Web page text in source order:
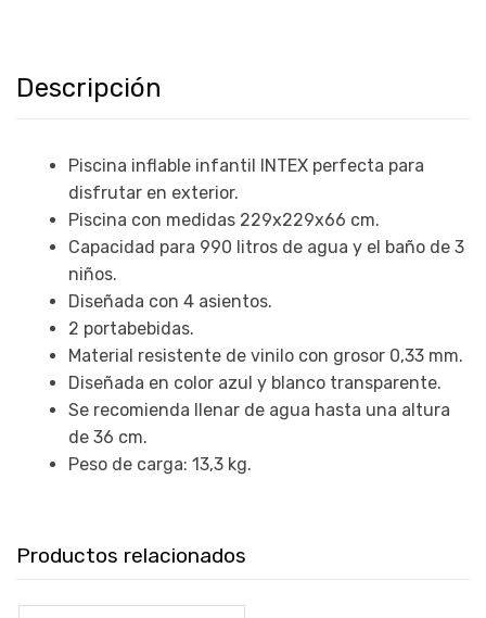
Descripción
Piscina inflable infantil INTEX perfecta para
disfrutar en exterior.
Piscina con medidas 229x229x66 cm.
Capacidad para 990 litros de agua y el baño de 3
niños.
Diseñada con 4 asientos.
2 portabebidas.
Material resistente de vinilo con grosor 0,33 mm.
Diseñada en color azul y blanco transparente.
Se recomienda llenar de agua hasta una altura
de 36 cm.
Peso de carga: 13,3 kg.
Productos relacionados